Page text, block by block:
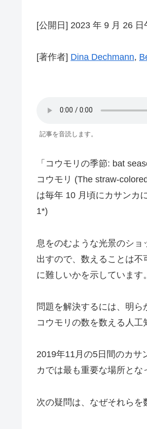
[公開日] 2023 年 9 月 26
[著作者] Dina Dechmann,
記事を音読します。
「コウモリの季節: bat
コウモリ (The straw-
は毎年 10 月頃にカサンカ
1*)
息をのむような光景のシ
出すので、数えることは
に難しいかを示しています。
問題を解決するには、明ら
コウモリの数を数える人
2019年11月の5日間のカサ
カでは最も重要な場所とな
次の疑問は、なぜそれらを